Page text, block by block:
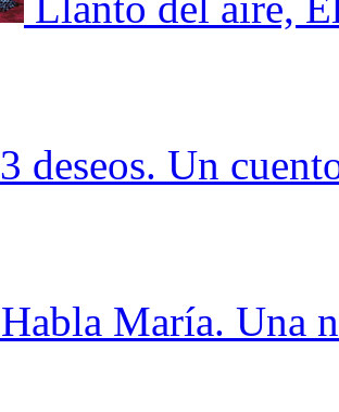
3 deseos. Un
Habla María. Una